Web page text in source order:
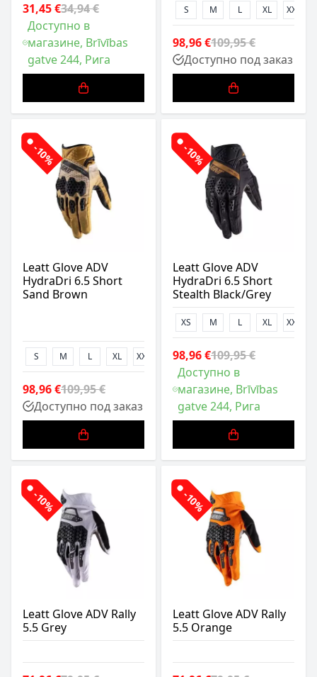
31,45 €34,94 €
Доступно в
магазине, Brīvības
gatve 244, Рига
S M L XL XXL
98,96 €109,95 €
Доступно под заказ
-10%
Leatt Glove ADV
HydraDri 6.5 Short
Sand Brown
S M L XL XXL
98,96 €109,95 €
Доступно под заказ
-10%
Leatt Glove ADV
HydraDri 6.5 Short
Stealth Black/Grey
XS M L XL XXL
98,96 €109,95 €
Доступно в
магазине, Brīvības
gatve 244, Рига
-10%
Leatt Glove ADV Rally
5.5 Grey
-10%
Leatt Glove ADV Rally
5.5 Orange